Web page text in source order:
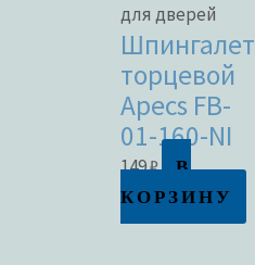
для дверей
Шпингалет
торцевой
Apecs FB-
01-160-NI
149₽
В
КОРЗИНУ